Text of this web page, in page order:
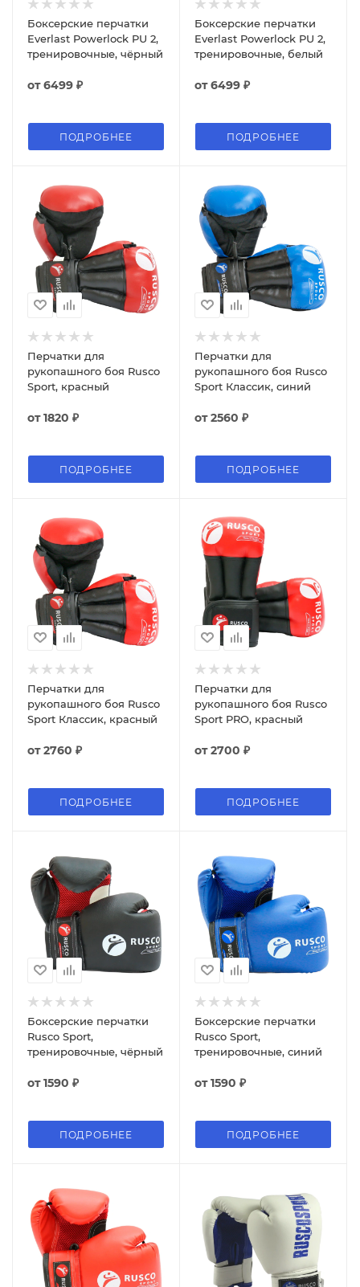
Боксерские перчатки
Everlast Powerlock PU 2,
тренировочные, чёрный
от6499 ₽
ПОДРОБНЕЕ
Боксерские перчатки
Everlast Powerlock PU 2,
тренировочные, белый
от6499 ₽
ПОДРОБНЕЕ
Перчатки для
рукопашного боя Rusco
Sport, красный
от1820 ₽
ПОДРОБНЕЕ
Перчатки для
рукопашного боя Rusco
Sport Классик, синий
от2560 ₽
ПОДРОБНЕЕ
Перчатки для
рукопашного боя Rusco
Sport Классик, красный
от2760 ₽
ПОДРОБНЕЕ
Перчатки для
рукопашного боя Rusco
Sport PRO, красный
от2700 ₽
ПОДРОБНЕЕ
Боксерские перчатки
Rusco Sport,
тренировочные, чёрный
от1590 ₽
ПОДРОБНЕЕ
Боксерские перчатки
Rusco Sport,
тренировочные, синий
от1590 ₽
ПОДРОБНЕЕ